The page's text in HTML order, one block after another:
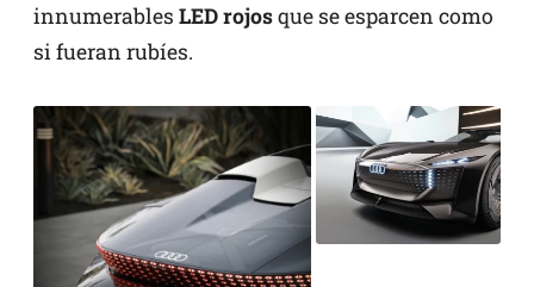
innumerables LED rojosque se esparcen como
si fueran rubíes.